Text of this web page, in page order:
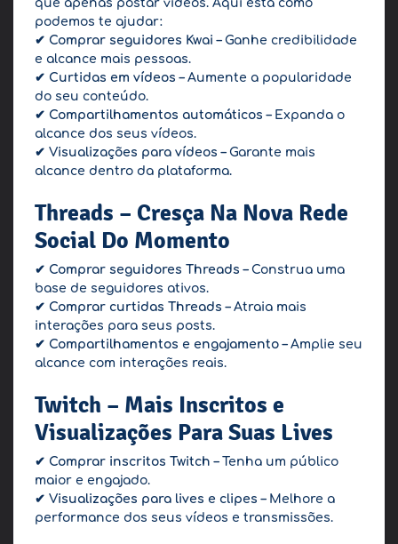
que apenas postar vídeos. Aqui está como
podemos te ajudar:
✔ Comprar seguidores Kwai – Ganhe credibilidade
e alcance mais pessoas.
✔ Curtidas em vídeos – Aumente a popularidade
do seu conteúdo.
✔ Compartilhamentos automáticos – Expanda o
alcance dos seus vídeos.
✔ Visualizações para vídeos – Garante mais
alcance dentro da plataforma.
Threads – Cresça Na Nova Rede
Social Do Momento
✔ Comprar seguidores Threads – Construa uma
base de seguidores ativos.
✔ Comprar curtidas Threads – Atraia mais
interações para seus posts.
✔ Compartilhamentos e engajamento – Amplie seu
alcance com interações reais.
Twitch – Mais Inscritos e
Visualizações Para Suas Lives
✔ Comprar inscritos Twitch – Tenha um público
maior e engajado.
✔ Visualizações para lives e clipes – Melhore a
performance dos seus vídeos e transmissões.